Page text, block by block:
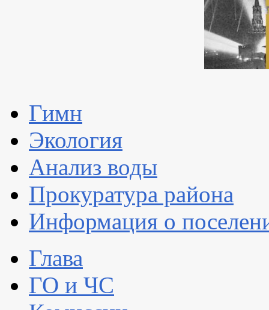
Гимн
Экология
Анализ воды
Прокуратура района
Информация о
Глава
ГО и ЧС